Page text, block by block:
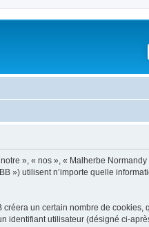
», « nos », « Malherbe
») utilisent n’importe quelle
un certain nombre de cookies,
identifiant utilisateur (désigné ci-